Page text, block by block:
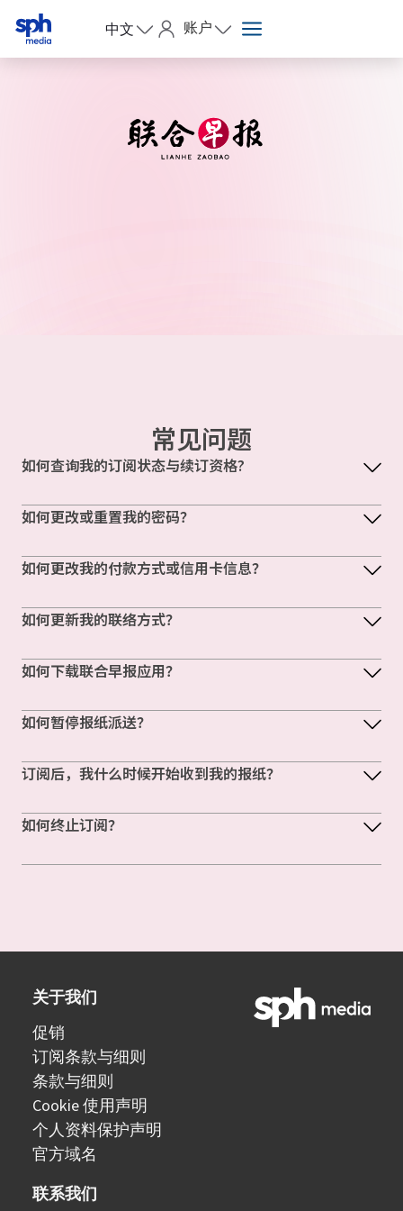
中文 账户
常见问题
如何查询我的订阅状态与续订资格?
如何更改或重置我的密码？
如何更改我的付款方式或信用卡信息？
如何更新我的联络方式？
如何下载联合早报应用？
如何暂停报纸派送？
订阅后，我什么时候开始收到我的报纸？
如何终止订阅？
关于我们
促销
订阅条款与细则
条款与细则
Cookie 使用声明
个人资料保护声明
官方域名
联系我们